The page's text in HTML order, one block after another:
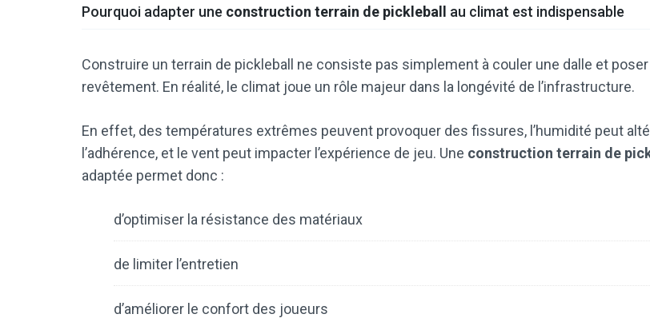
Pourquoi adapter une construction terrain de pickleball au climat est indispensable
Construire un terrain de pickleball ne consiste pas simplement à couler une dalle et
revêtement. En réalité, le climat joue un rôle majeur dans la longévité de l’infrastructure.
En effet, des températures extrêmes peuvent provoquer des fissures, l’humidité peut
l’adhérence, et le vent peut impacter l’expérience de jeu. Une construction terrain de
adaptée permet donc :
d’optimiser la résistance des matériaux
de limiter l’entretien
d’améliorer le confort des joueurs